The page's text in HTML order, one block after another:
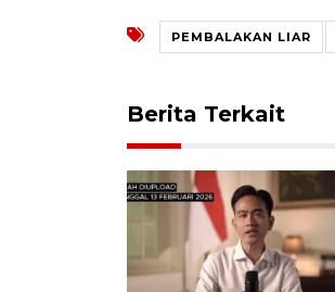
PEMBALAKAN LIAR
Berita Terkait